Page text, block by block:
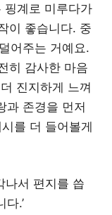
핑계로 미루다가
이 좋습니다. 중
어주는 거예요.
히 감사한 마음
진지하게 느껴
과 존경을 먼저
를 더 들어볼게
나서 편지를 씁
.’